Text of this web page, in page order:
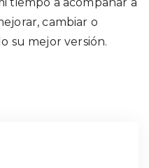
cambiar o
su mejor versión.